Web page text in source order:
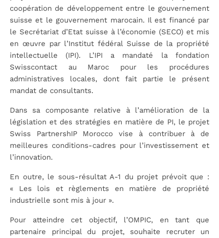
coopération de développement entre le gouvernement
suisse et le gouvernement marocain. Il est financé par
le Secrétariat d’Etat suisse à l’économie (SECO) et mis
en œuvre par l’Institut fédéral Suisse de la propriété
intellectuelle (IPI). L’IPI a mandaté la fondation
Swisscontact au Maroc pour les procédures
administratives locales, dont fait partie le présent
mandat de consultants.
Dans sa composante relative à l’amélioration de la
législation et des stratégies en matière de PI, le projet
Swiss PartnershIP Morocco vise à contribuer à de
meilleures conditions-cadres pour l’investissement et
l’innovation.
En outre, le sous-résultat A-1 du projet prévoit que :
« Les lois et règlements en matière de propriété
industrielle sont mis à jour ».
Pour atteindre cet objectif, l’OMPIC, en tant que
partenaire principal du projet, souhaite recruter un